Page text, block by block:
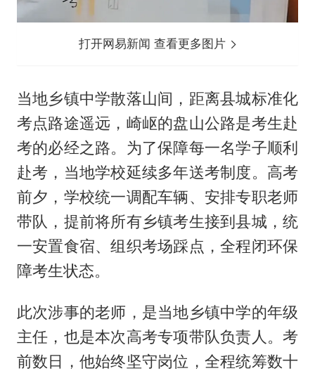
打开网易新闻 查看更多图片
当地乡镇中学散落山间，距离县城标准化
考点路途遥远，崎岖的盘山公路是考生赴
考的必经之路。为了保障每一名学子顺利
赴考，当地学校延续多年送考制度。高考
前夕，学校统一调配车辆、安排专职老师
带队，提前将所有乡镇考生接到县城，统
一安置食宿、组织考场踩点，全程闭环保
障考生状态。
此次涉事的老师，是当地乡镇中学的年级
主任，也是本次高考专项带队负责人。考
前数日，他始终坚守岗位，全程统筹数十